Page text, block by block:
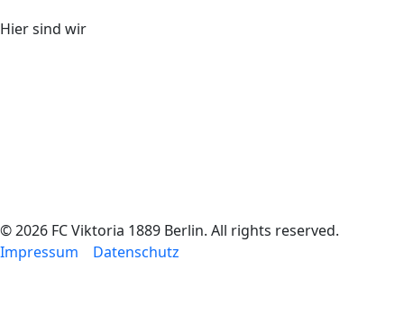
Hier sind wir
© 2026 FC Viktoria 1889 Berlin. All rights reserved.
Impressum
Datenschutz